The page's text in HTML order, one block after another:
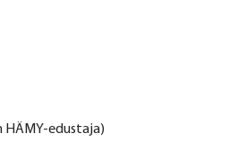
HÄMY-edustaja)